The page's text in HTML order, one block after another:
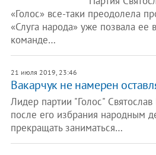
«Голос» все-таки преодолела
«Слуга народа» уже позвала ее
команде…
21 июля 2019, 23:46
Вакарчук не намерен
Лидер партии "Голос" Святослав
после его избрания народным
прекращать заниматься…